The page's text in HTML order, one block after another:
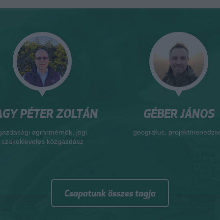
GÉBER JÁNOS
projektmenedzser
NAGY-GERGELY
Csapatunk összes tagja